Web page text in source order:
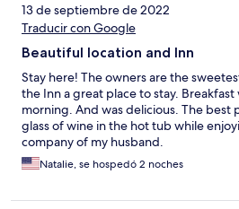
13 de septiembre de 2022
Traducir con Google
Beautiful location and Inn
Stay here! The owners are the
the Inn a great place to stay.
morning. And was delicious. The best
glass of wine in the hot tub while
company of my husband.
Natalie, se hospedó 2 noches